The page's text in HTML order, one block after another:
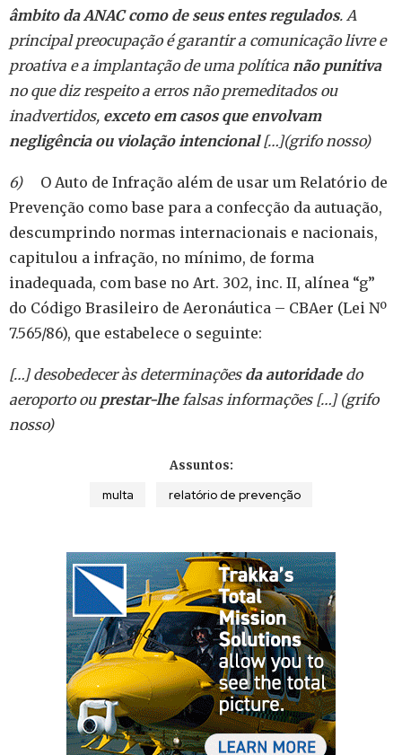
âmbito da ANAC como de seus entes regulados. A
principal preocupação é garantir a comunicação livre e
proativa e a implantação de uma política não punitiva
no que diz respeito a erros não premeditados ou
inadvertidos, exceto em casos que envolvam
negligência ou violação intencional […](grifo nosso)
6) O Auto de Infração além de usar um Relatório de
Prevenção como base para a confecção da autuação,
descumprindo normas internacionais e nacionais,
capitulou a infração, no mínimo, de forma
inadequada, com base no Art. 302, inc. II, alínea “g”
do Código Brasileiro de Aeronáutica – CBAer (Lei Nº
7.565/86), que estabelece o seguinte:
[…] desobedecer às determinações da autoridadedo
aeroporto ou prestar-lhefalsas informações […] (grifo
nosso)
Assuntos:
multa relatório de prevenção